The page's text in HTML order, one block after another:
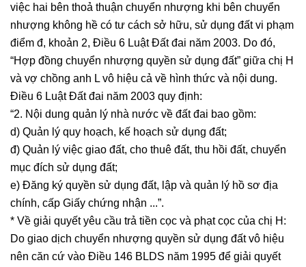
việc hai bên thoả thuận chuyển nhượng khi bên chuyển
nhượng không hề có tư cách sở hữu, sử dụng đất vi phạm
điểm đ, khoản 2, Điều 6 Luật Đất đai năm 2003. Do đó,
“Hợp đồng chuyển nhượng quyền sử dụng đất” giữa chị H
và vợ chồng anh L vô hiệu cả về hình thức và nội dung.
Điều 6 Luật Đất đai năm 2003 quy định:
“2. Nội dung quản lý nhà nước về đất đai bao gồm:
d) Quản lý quy hoạch, kế hoạch sử dụng đất;
đ) Quản lý việc giao đất, cho thuê đất, thu hồi đất, chuyển
mục đích sử dụng đất;
e) Đăng ký quyền sử dụng đất, lập và quản lý hồ sơ địa
chính, cấp Giấy chứng nhận ...”.
* Về giải quyết yêu cầu trả tiền cọc và phạt cọc của chị H:
Do giao dịch chuyển nhượng quyền sử dụng đất vô hiệu
nên căn cứ vào Điều 146 BLDS năm 1995 để giải quyết